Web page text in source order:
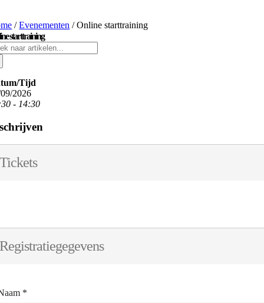
/Evenementen /Online starttraining
starttraining
Tijd
2026
- 14:30
Tickets
Registratiegegevens
*